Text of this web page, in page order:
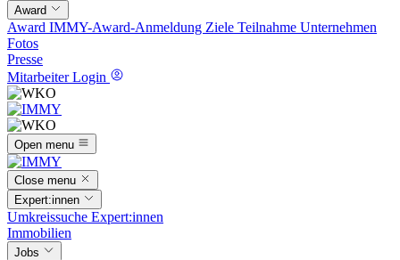
Award
Award IMMY-Award-Anmeldung Ziele Teilnahme Unternehmen
Fotos
Presse
Mitarbeiter Login
Open menu
Close menu
Expert:innen
Umkreissuche Expert:innen
Immobilien
Jobs